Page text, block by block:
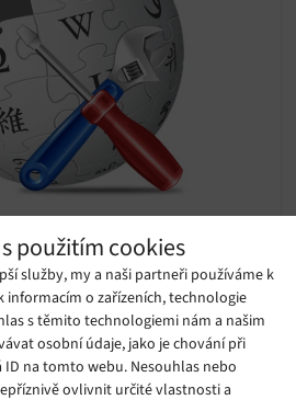
použitím cookies
služby, my a naši partneři používáme k
o zařízeních, technologie
s těmito technologiemi nám a našim
osobní údaje, jako je chování při
na tomto webu. Nesouhlas nebo
ovlivnit určité vlastnosti a
za obrázek penisu,
může být často velmi